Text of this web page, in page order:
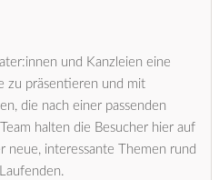
und Kanzleien eine
zu präsentieren und mit
die nach einer passenden
halten die Besucher hier auf
neue, interessante Themen rund